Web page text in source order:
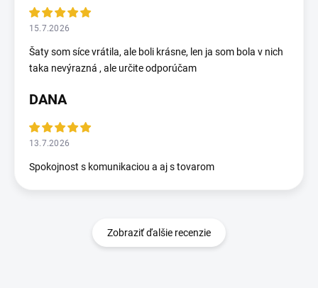
15.7.2026
Šaty som síce vrátila, ale boli krásne, len ja som bola v nich
taka nevýrazná , ale určite odporúčam
DANA
13.7.2026
Spokojnost s komunikaciou a aj s tovarom
Zobraziť ďalšie recenzie